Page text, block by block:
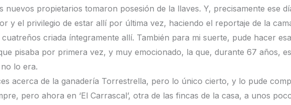
nuevos propietarios tomaron posesión de la llaves. Y, precisamente ese
y el privilegio de estar allí por última vez, haciendo el reportaje de la
criada íntegramente allí. También para mi suerte, pude hacer
pisaba por primera vez, y muy emocionado, la que, durante 67 años,
lo era.
acerca de la ganadería Torrestrella, pero lo único cierto, y lo pude
pero ahora en ‘El Carrascal’, otra de las fincas de la casa, a unos